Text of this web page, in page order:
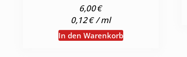
6,00€
0,12€/ml
In den Warenkorb